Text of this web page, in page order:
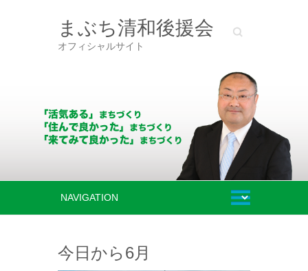
Search
まぶち清和後援会
オフィシャルサイト
今日から6月